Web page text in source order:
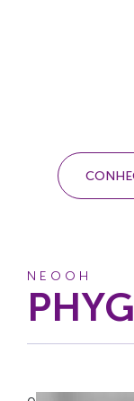
NEOOH